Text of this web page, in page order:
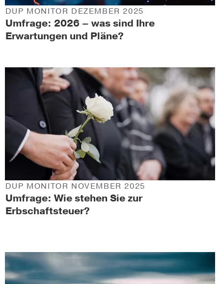
Umfrage: 2026 – was sind Ihre
Erwartungen und Pläne?
DUP MONITOR DEZEMBER 2025
Umfrage: Wie stehen Sie zur
Erbschaftsteuer?
DUP MONITOR NOVEMBER 2025